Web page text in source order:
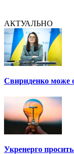
АКТУАЛЬНО
Свириденко може
Укренерго